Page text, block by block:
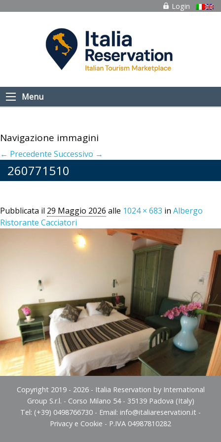
Login
Menu
Navigazione immagini
← Precedente Successivo →
260771510
Pubblicata il 29 Maggio 2026 alle 1024 × 683 in Albergo
Ristorante Cacciatori
Copyright 2019 - 2026 - Italia Reservation by International
Group S.r.l. - Corso Milano 54 - 35139 Padova (Italy)
Tel: (+39) 0498766730 - Email: info@italiareservation.it -
Privacy e Cookie - P.IVA 04987810282